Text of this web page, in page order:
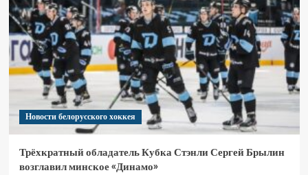
Новости белорусского хоккея
Трёхкратный обладатель Кубка Стэнли Сергей Брылин
возглавил минское «Динамо»